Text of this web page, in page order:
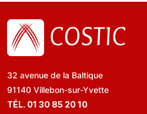
32 avenue de la Baltique
91140 Villebon-sur-Yvette
TÉL. 01 30 85 20 10